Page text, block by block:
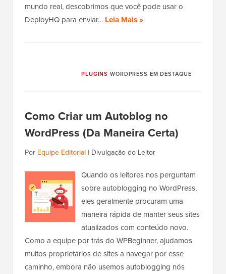
mundo real, descobrimos que você pode usar o
DeployHQ para enviar… Leia Mais »
PLUGINS WORDPRESS EM DESTAQUE
Como Criar um Autoblog no
WordPress (Da Maneira Certa)
Por Equipe Editorial | Divulgação do Leitor
Quando os leitores nos perguntam
sobre autoblogging no WordPress,
eles geralmente procuram uma
maneira rápida de manter seus sites
atualizados com conteúdo novo.
Como a equipe por trás do WPBeginner, ajudamos
muitos proprietários de sites a navegar por esse
caminho, embora não usemos autoblogging nós